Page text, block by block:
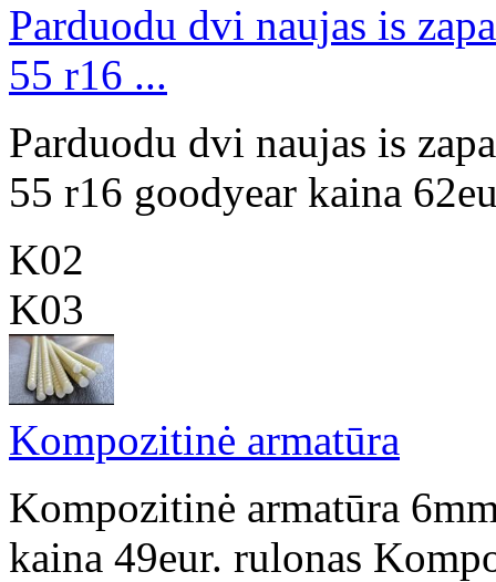
Parduodu dvi naujas is
55 r16 ...
Parduodu dvi naujas is
55 r16 goodyear kaina
K02
K03
Kompozitinė armatūra
Kompozitinė armatūra
kaina 49eur. rulonas